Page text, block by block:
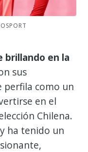
brillando en la
sus
perfila como un
en el
Chilena.
ha tenido un